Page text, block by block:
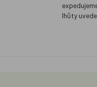
lhůty